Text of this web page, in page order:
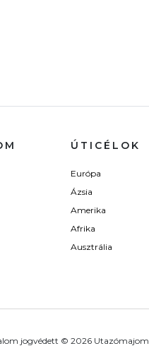
ÚTICÉLOK
Európa
Ázsia
Amerika
Afrika
Ausztrália
jogvédett © 2026 Utazómajom.